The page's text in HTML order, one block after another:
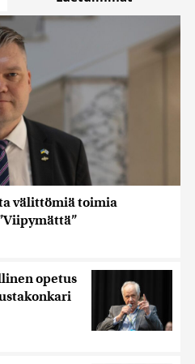
välittömiä toimia
opetus